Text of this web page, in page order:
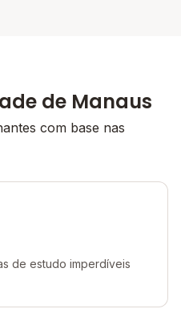
de Manaus
com base nas
de estudo imperdíveis